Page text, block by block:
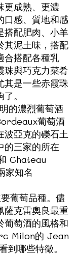
更成熟、更濃
口感、質地和感
搭配肥肉、小羊
其泥土味，搭配
合搭配各種乳
珠與巧克力菜肴
其是一些赤霞珠
。
的濃烈葡萄酒
葡萄酒
波亞克的礫石土
的三家的所在
Chateau
家知名
葡萄品種。儘
薩克雷奧良最重
葡萄酒的風格和
Milon的 Jean
哪些特徵。